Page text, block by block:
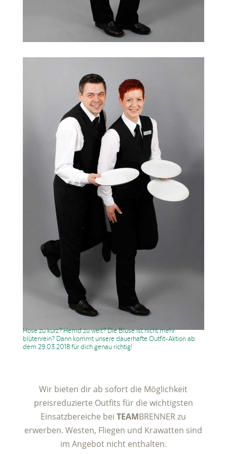
Hose zu kurz? Hemd zu weit? Die Bluse ist nicht mehr
blütenrein? Dann kommt unsere dauerhafte Outfit-Aktion ab
dem 29.03.2018 für dich genau richtig!
Wir bieten dir ab sofort die Möglichkeit
preisreduzierte Outfits für die wichtigsten
Einsatzbereiche beiTEAMBRENNER zu
erwerben. Westen, Fliegen und Krawatten sind
im Angebot nicht enthalten.